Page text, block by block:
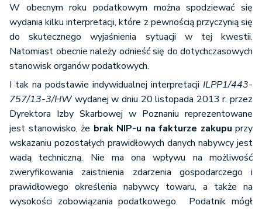
W obecnym roku podatkowym można spodziewać się
wydania kilku interpretacji, które z pewnością przyczynią się
do skutecznego wyjaśnienia sytuacji w tej kwestii.
Natomiast obecnie należy odnieść się do dotychczasowych
stanowisk organów podatkowych.
I tak na podstawie indywidualnej interpretacji ILPP1/443-
757/13-3/HW wydanej w dniu 20 listopada 2013 r. przez
Dyrektora Izby Skarbowej w Poznaniu reprezentowane
jest stanowisko, że brak NIP-u na fakturze zakupu przy
wskazaniu pozostałych prawidłowych danych nabywcy jest
wadą techniczną. Nie ma ona wpływu na możliwość
zweryfikowania zaistnienia zdarzenia gospodarczego i
prawidłowego określenia nabywcy towaru, a także na
wysokości zobowiązania podatkowego. Podatnik mógł